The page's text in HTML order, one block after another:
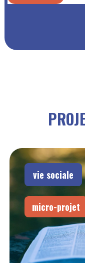
vie sociale
micro-projet